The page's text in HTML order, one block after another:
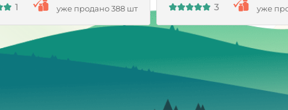
1 уже продано 388 шт 3 уже